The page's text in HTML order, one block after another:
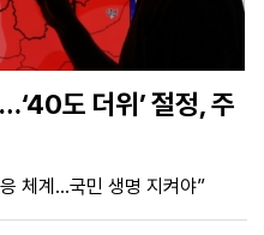
도 더위’ 절정, 주
체계…국민 생명 지켜야”